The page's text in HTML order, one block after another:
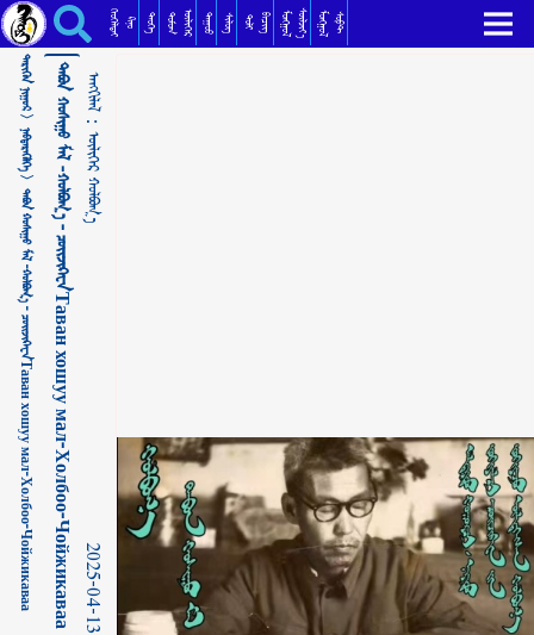
ᠲᠠᠪᠤᠨ ᠬᠣᠰᠢᠭᠤ ᠮᠠᠯ -ᠬᠣᠯᠪᠣᠭ᠎ᠠ - ᠴᠣᠢᠵᠢᠺᠠᠸᠠТаван хошуу мал-Холбоо-Чойжикаваа ᠦᠯᠢᠭᠡᠷ ᠬᠣᠯᠪᠣᠭ᠎ᠠ ᠬᠡᠦᠬᠡᠯᠳᠡᠢ ᠺᠢᠨᠣ᠋ ᠲᠡᠦᠬᠡ ᠳᠣᠮᠣᠭ ᠥᠯᠢᠭᠡᠷ ᠳᠠᠭᠤᠤ ᠰᠢᠯᠦᠭ ᠲᠣᠯᠢ ᠪᠢᠴᠢᠭ ᠮᠣᠩᠭᠣᠯᠰᠦᠯᠵᠢᠶ᠎ᠡ ᠮᠣᠩᠭᠣᠯᠰᠣᠹᠲ
ᠲᠡᠷᠢᠭᠦᠨ ᠨᠢᠭᠤᠷ >
ᠨᠡᠪᠲᠡᠷᠡᠭᠦᠯᠭᠡ >
ᠲᠠᠪᠤᠨ ᠬᠣᠰᠢᠭᠤ ᠮᠠᠯ -ᠬᠣᠯᠪᠣᠭ᠎ᠠ - ᠴᠣᠢᠵᠢᠺᠠᠸᠠТаван хошуу мал-Холбоо-Чойжикавааᠲᠠᠪᠤᠨ ᠬᠣᠰᠢᠭᠤ ᠮᠠᠯ -ᠬᠣᠯᠪᠣᠭ᠎ᠠ - ᠴᠣᠢᠵᠢᠺᠠᠸᠠТаван хошуу мал-Холбоо-Чойжикаваа ᠠᠩᠭᠢᠯᠠᠯ：
ᠦᠯᠢᠭᠡᠷ ᠬᠣᠯᠪᠣᠭ᠎ᠠ
2025-04-13